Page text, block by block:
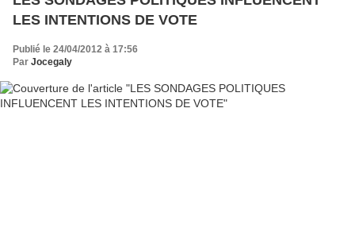
LES INTENTIONS DE VOTE
Publié le 24/04/2012 à 17:56
Par Jocegaly